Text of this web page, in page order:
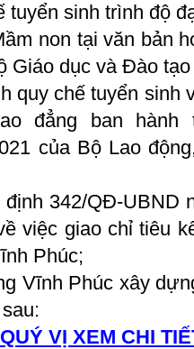
sinh trình độ đại
non tại văn bản
Giáo dục và Đào
chế tuyển sinh và
đẳng ban hành
của Bộ Lao
QĐ-UBND
việc giao chỉ tiêu
Phúc;
Phúc xây dựng
VỊ XEM CHI